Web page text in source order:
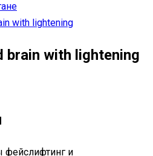
with lightening
brain with lightening